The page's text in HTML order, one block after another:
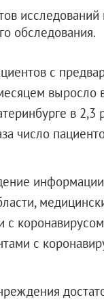
исследований
обследования.
с
выросло
в 2,3
число
с
с